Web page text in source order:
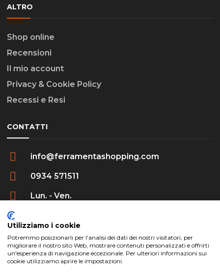
ALTRO
Shop online
Recensioni
Il mio account
Privacy & Cookie Policy
Recessi e Resi
CONTATTI
info@ferramentashopping.com
0934 571511
Lun. - Ven.
Utilizziamo i cookie
Potremmo posizionarli per l'analisi dei dati dei nostri visitatori, per
migliorare il nostro sito Web, mostrare contenuti personalizzati e offrirti
un'esperienza di navigazione eccezionale. Per ulteriori informazioni sui
cookie utilizziamo aprire le impostazioni.